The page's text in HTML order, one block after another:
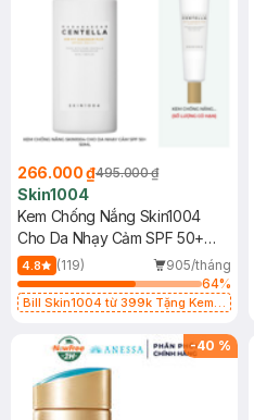
266.000 ₫495.000 ₫
Skin1004
Kem Chống Nắng Skin1004
Cho Da Nhạy Cảm SPF 50+
50ml
4.8 (119)
905/tháng
64%
Bill Skin1004 từ 399k Tặng Kem
SPF 50+ 20ml (SL Có Hạn)
-40 %